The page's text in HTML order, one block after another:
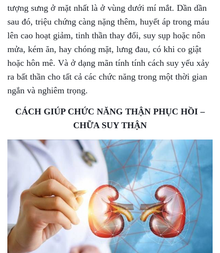
tượng sưng ở mặt nhất là ở vùng dưới mí mắt. Dần dần
sau đó, triệu chứng càng nặng thêm, huyết áp trong máu
lên cao hoạt giảm, tinh thần thay đổi, suy sụp hoặc nôn
mửa, kém ăn, hay chóng mặt, lưng đau, có khi co giật
hoặc hôn mê. Và ở dạng mãn tính tính cách suy yếu xảy
ra bất thần cho tất cả các chức năng trong một thời gian
ngắn và nghiêm trọng.
CÁCH GIÚP CHỨC NĂNG THẬN PHỤC HỒI –
CHỮA SUY THẬN